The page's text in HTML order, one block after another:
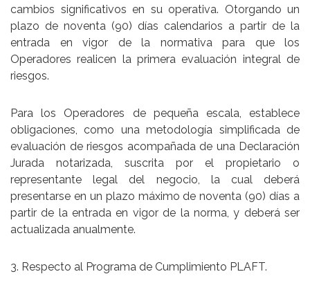
cambios significativos en su operativa. Otorgando un
plazo de noventa (90) días calendarios a partir de la
entrada en vigor de la normativa para que los
Operadores realicen la primera evaluación integral de
riesgos.
Para los Operadores de pequeña escala, establece
obligaciones, como una metodología simplificada de
evaluación de riesgos acompañada de una Declaración
Jurada notarizada, suscrita por el propietario o
representante legal del negocio, la cual deberá
presentarse en un plazo máximo de noventa (90) días a
partir de la entrada en vigor de la norma, y deberá ser
actualizada anualmente.
3. Respecto al Programa de Cumplimiento PLAFT.